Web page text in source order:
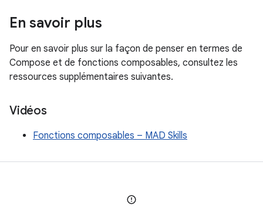
En savoir plus
Pour en savoir plus sur la façon de penser en termes de
Compose et de fonctions composables, consultez les
ressources supplémentaires suivantes.
Vidéos
Fonctions composables – MAD Skills